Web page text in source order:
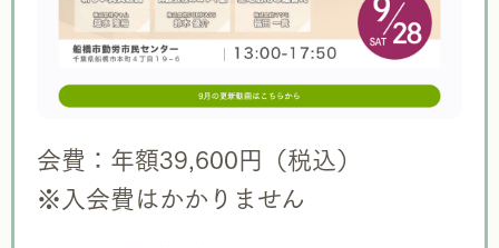
会費：年額39,600円
（税込）
※入会費はかかりません